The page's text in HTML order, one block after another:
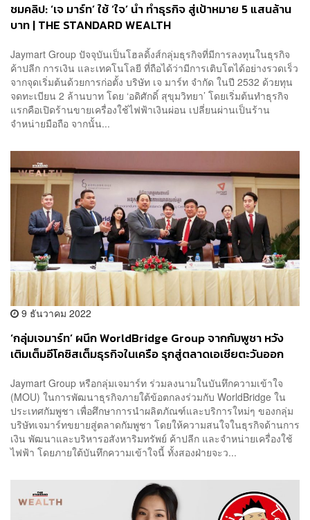
ชมคลิป: ‘เจ มาร์ท’ ใช้ ‘ใจ’ นำ ทำธุรกิจ สู่เป้าหมาย 5 แสนล้าน
บาท | THE STANDARD WEALTH
Jaymart Group ปัจจุบันเป็นโฮลดิ้งส์กลุ่มธุรกิจที่มีการลงทุนในธุรกิจ
ค้าปลีก การเงิน และเทคโนโลยี ที่ถือได้ว่ามีการเติบโตได้อย่างรวดเร็ว
จากจุดเริ่มต้นด้วยการก่อตั้ง บริษัท เจ มาร์ท จำกัด ในปี 2532 ด้วยทุน
จดทะเบียน 2 ล้านบาท โดย ‘อดิศักดิ์ สุขุมวิทยา’ โดยเริ่มต้นทำธุรกิจ
แรกคือเปิดร้านขายเครื่องใช้ไฟฟ้าเงินผ่อน เปลี่ยนผ่านเป็นร้าน
จำหน่ายมือถือ จากนั้น...
9 ธันวาคม 2022
‘กลุ่มเจมาร์ท’ ผนึก WorldBridge Group จากกัมพูชา หวัง
เติมเต็มอีโคซิสเต็มธุรกิจในเครือ รุกสู่ตลาดเอเชียตะวันออก
Jaymart Group หรือกลุ่มเจมาร์ท ร่วมลงนามในบันทึกความเข้าใจ
(MOU) ในการพัฒนาธุรกิจภายใต้ข้อตกลงร่วมกับ WorldBridge ใน
ประเทศกัมพูชา เพื่อศึกษาการนำผลิตภัณฑ์และบริการใหม่ๆ ของกลุ่ม
บริษัทเจมาร์ทขยายสู่ตลาดกัมพูชา โดยให้ความสนใจในธุรกิจด้านการ
เงิน พัฒนาและบริหารอสังหาริมทรัพย์ ค้าปลีก และจำหน่ายเครื่องใช้
ไฟฟ้า โดยภายใต้บันทึกความเข้าใจนี้ ทั้งสองฝ่ายจะว...